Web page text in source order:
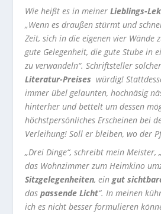
Wie heißt es in meinerLieblings-
„Wenn es draußen stürmt und
Zeit, sich in die eigenen vier Wände
gute Gelegenheit, die gute Stube in
zu verwandeln“. Schriftsteller
Literatur-Preiseswürdig!
immer übel gelaunten, hochnäsig
hinterher und bettelt um dessen
höchstpersönliches Erscheinen bei
Verleihung! Soll er bleiben, wo der
„Drei Dinge“, schreibt mein
das Wohnzimmer zum Heimkino
Sitzgelegenheiten, eingut
daspassende Licht“. In meinen
ich es nicht besser formulieren